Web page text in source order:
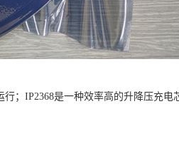
；IP2368是一种效率高的升降压充电